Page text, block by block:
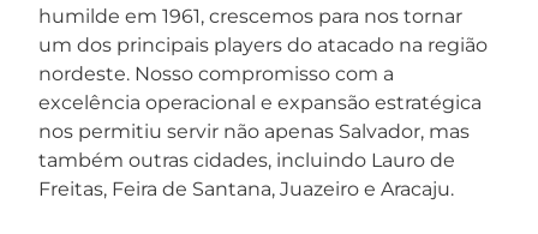
humilde em 1961, crescemos para nos tornar
um dos principais players do atacado na região
nordeste. Nosso compromisso com a
excelência operacional e expansão estratégica
nos permitiu servir não apenas Salvador, mas
também outras cidades, incluindo Lauro de
Freitas, Feira de Santana, Juazeiro e Aracaju.